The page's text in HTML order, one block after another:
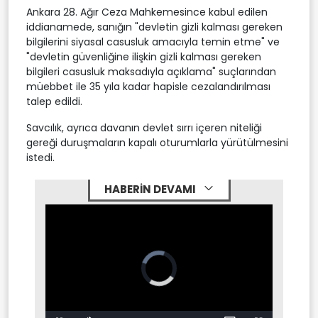
Ankara 28. Ağır Ceza Mahkemesince kabul edilen
iddianamede, sanığın "devletin gizli kalması gereken
bilgilerini siyasal casusluk amacıyla temin etme" ve
"devletin güvenliğine ilişkin gizli kalması gereken
bilgileri casusluk maksadıyla açıklama" suçlarından
müebbet ile 35 yıla kadar hapisle cezalandırılması
talep edildi.
Savcılık, ayrıca davanın devlet sırrı içeren niteliği
gereği duruşmaların kapalı oturumlarla yürütülmesini
istedi.
HABERİN DEVAMI
Video
Player
is
loading.